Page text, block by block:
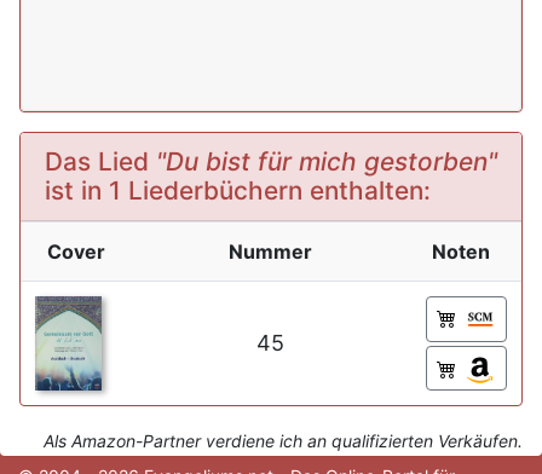
Das Lied "Du bist für mich gestorben"
ist in 1 Liederbüchern enthalten:
Cover Nummer Noten
45
Als Amazon-Partner verdiene ich an qualifizierten Verkäufen.